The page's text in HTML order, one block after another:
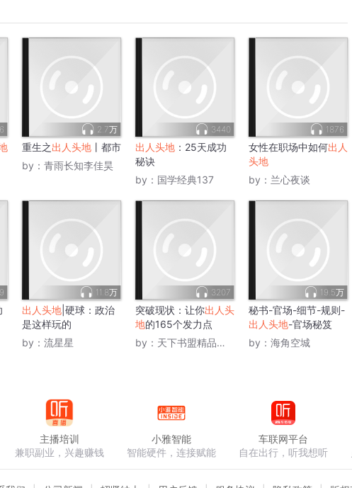
2.7万
重生之出人头地 丨都市
by： 青雨长知李佳昊
3440
出人头地 ：25天成功
秘诀
by： 国学经典137
1876
女性在职场中如何出人
头地
by： 兰心夜谈
11.8万
出人头地 |硬球：政治
是这样玩的
by： 流星星
3207
突破现状：让你出人头
地的165个发力点
by： 天下书盟精品图书
19.5万
秘书-官场-细节-规则-
出人头地-官场秘笈
by： 海角空城
主播培训
兼职副业，兴趣赚钱
小雅智能
智能硬件，连接赋能
车联网平台
自在出行，听我想听